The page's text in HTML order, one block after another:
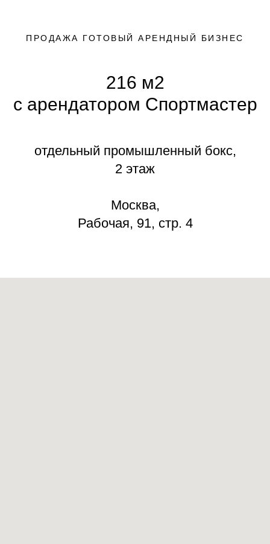
ПРОДАЖА ГОТОВЫЙ АРЕНДНЫЙ БИЗНЕС
216 м2
с арендатором Спортмастер
отдельный промышленный бокс,
2 этаж
Москва,
Рабочая, 91, стр. 4